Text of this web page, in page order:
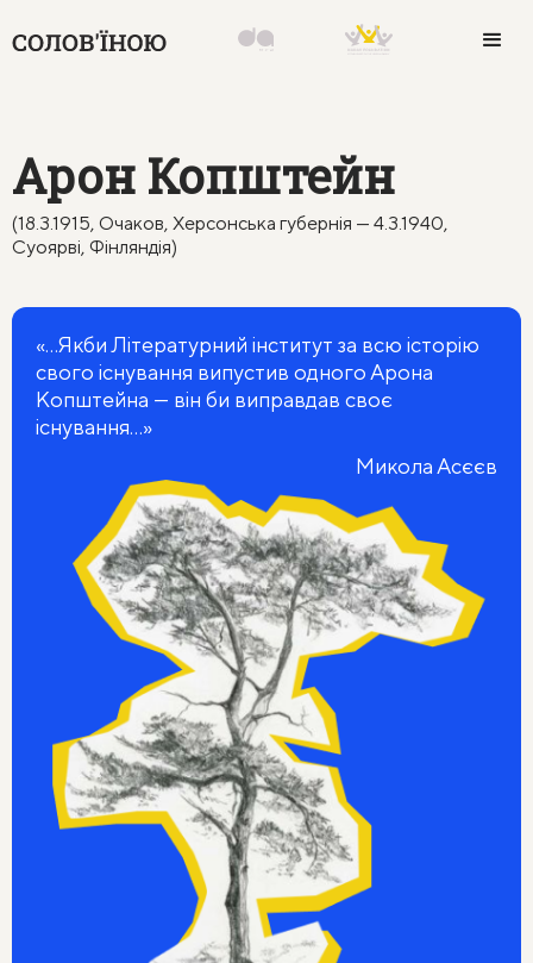
Арон Копштейн
(18.3.1915, Очаков, Херсонська губернія — 4.3.1940,
Суоярві, Фінляндія)
«...Якби Літературний інститут за всю історію
свого існування випустив одного Арона
Копштейна — він би виправдав своє
існування...»
Микола Асєєв